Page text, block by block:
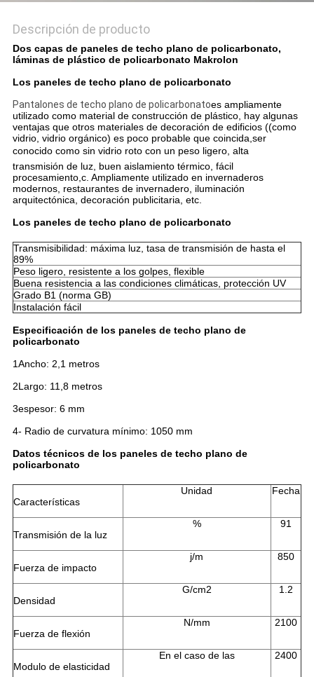
Descripción de producto
Dos capas de paneles de techo plano de policarbonato,
láminas de plástico de policarbonato Makrolon
Los paneles de techo plano de policarbonato
Pantalones de techo plano de policarbonatoes ampliamente
utilizado como material de construcción de plástico, hay algunas
ventajas que otros materiales de decoración de edificios ((como
vidrio, vidrio orgánico) es poco probable que coincida,ser
conocido como sin vidrio roto con un peso ligero, alta
transmisión de luz, buen aislamiento térmico, fácil
procesamiento,c. Ampliamente utilizado en invernaderos
modernos, restaurantes de invernadero, iluminación
arquitectónica, decoración publicitaria, etc.
Los paneles de techo plano de policarbonato
Transmisibilidad: máxima luz, tasa de transmisión de hasta el
89%
Peso ligero, resistente a los golpes, flexible
Buena resistencia a las condiciones climáticas, protección UV
Grado B1 (norma GB)
Instalación fácil
Especificación de los paneles de techo plano de
policarbonato
1Ancho: 2,1 metros
2Largo: 11,8 metros
3espesor: 6 mm
4- Radio de curvatura mínimo: 1050 mm
Datos técnicos de los paneles de techo plano de
policarbonato
Características
Unidad Fecha
Transmisión de la luz
% 91
Fuerza de impacto
j/m 850
Densidad
G/cm2 1.2
Fuerza de flexión
N/mm 2100
Modulo de elasticidad
En el caso de las 2400